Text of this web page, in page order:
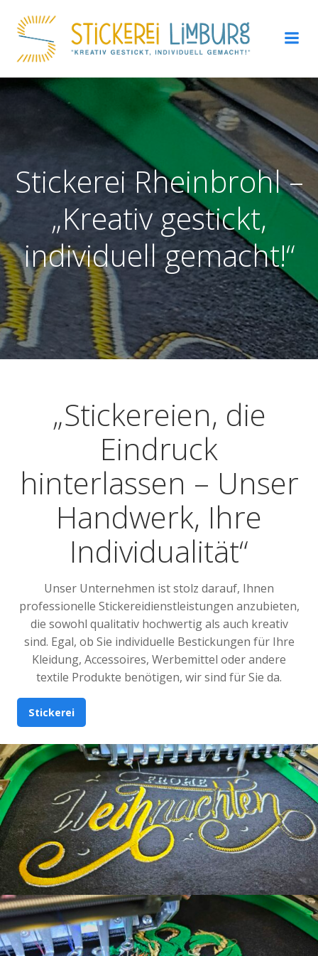
Inhalt
springen
Stickerei Rheinbrohl –
„Kreativ gestickt,
individuell gemacht!“
„Stickereien, die
Eindruck
hinterlassen – Unser
Handwerk, Ihre
Individualität“
Unser Unternehmen ist stolz darauf, Ihnen
professionelle Stickereidienstleistungen anzubieten,
die sowohl qualitativ hochwertig als auch kreativ
sind. Egal, ob Sie individuelle Bestickungen für Ihre
Kleidung, Accessoires, Werbemittel oder andere
textile Produkte benötigen, wir sind für Sie da.
Stickerei